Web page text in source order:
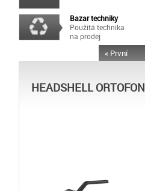
Bazar techniky
Použitá technika
na prodej
« První
HEADSHELL